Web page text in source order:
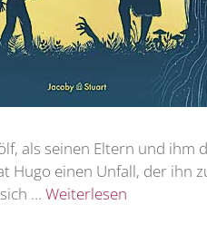
als seinen Eltern und ihm
Hugo einen Unfall, der ihn
… Weiterlesen